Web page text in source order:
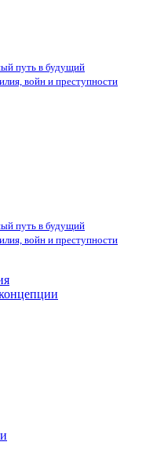
путь в будущий
войн и преступности
путь в будущий
войн и преступности